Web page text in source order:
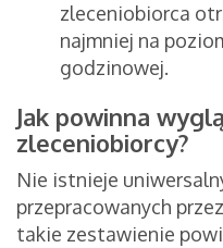
zleceniobiorca
najmniej na
godzinowej.
Jak powinna
zleceniobiorcy?
Nie istnieje
przepracowanych
takie zestawienie